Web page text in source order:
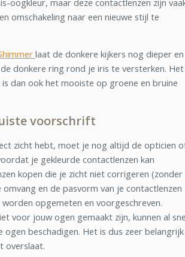
oogkleur, maar deze contactlenzen zijn
omschakeling naar een nieuwe stijl te
laat de donkere kijkers nog dieper en
donkere ring rond je iris te versterken. Het
dan ook het mooiste op groene en bruine
voorschrift
zicht hebt, moet je nog altijd de opticien
je gekleurde contactlenzen kan
kopen die je zicht niet corrigeren (zonder
en de pasvorm van je contactlenzen
opgemeten en voorgeschreven.
voor jouw ogen gemaakt zijn, kunnen al
ogen beschadigen. Het is dus zeer belangrijk
overslaat.